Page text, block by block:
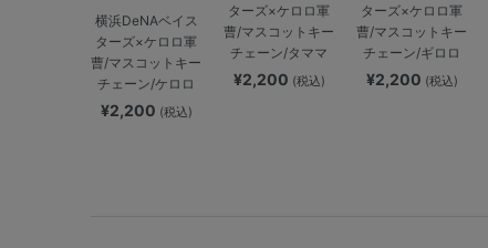
横浜DeNAベイス
ターズ×ケロロ軍
曹/マスコットキー
チェーン/ケロロ
¥2,200 (税込)
ターズ×ケロロ軍
曹/マスコットキー
チェーン/タママ
¥2,200 (税込)
ターズ×ケロロ軍
曹/マスコットキー
チェーン/ギロロ
¥2,200 (税込)